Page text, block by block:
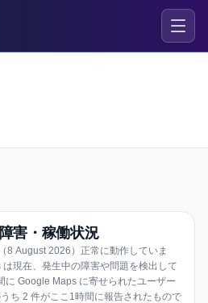
害・稼働状況
8 August 2026）正常に動作していま
現在、発生中の障害や問題を検出して
に Google Maps に寄せられたユーザー
ち 2 件がここ1時間に報告されたもので